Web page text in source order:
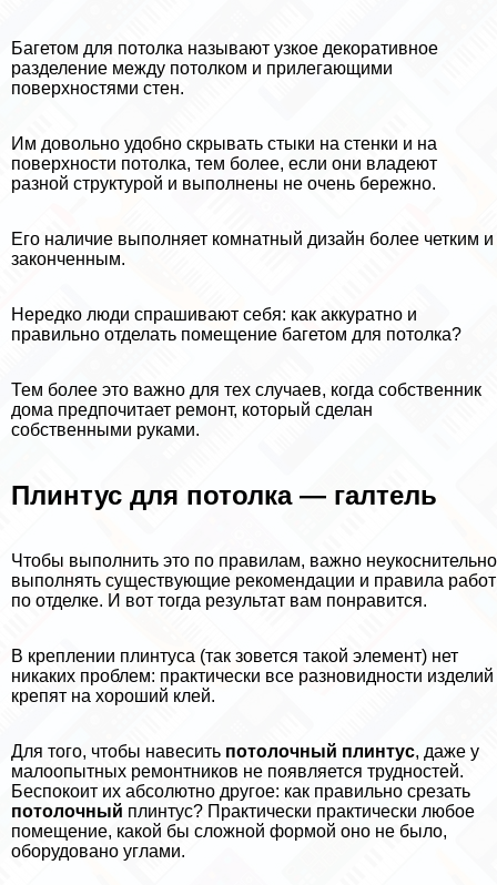
Багетом для потолка называют узкое декоративное
разделение между потолком и прилегающими
поверхностями стен.
Им довольно удобно скрывать стыки на стенки и на
поверхности потолка, тем более, если они владеют
разной структурой и выполнены не очень бережно.
Его наличие выполняет комнатный дизайн более четким и
законченным.
Нередко люди спрашивают себя: как аккуратно и
правильно отделать помещение багетом для потолка?
Тем более это важно для тех случаев, когда собственник
дома предпочитает ремонт, который сделан
собственными руками.
Плинтус для потолка— галтель
Чтобы выполнить это по правилам, важно неукоснительно
выполнять существующие рекомендации и правила работ
по отделке. И вот тогда результат вам понравится.
В креплении плинтуса (так зовется такой элемент) нет
никаких проблем: пpaктически все разновидности изделий
крепят на хороший клей.
Для того, чтобы навесить потолочный плинтус, даже у
малоопытных ремонтников не появляется трудностей.
Беспокоит их абсолютно другое: как правильно срезать
потолочный плинтус? Пpaктически пpaктически любое
помещение, какой бы сложной формой оно не было,
оборудовано углами.